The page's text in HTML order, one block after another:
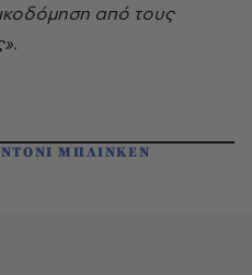
από τους
ΜΠΛΙΝΚΕΝ